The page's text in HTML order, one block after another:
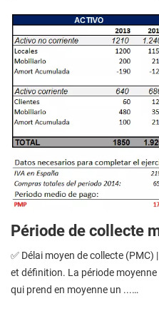
Période de collecte
✅ Délai moyen de collecte (PMC)
et définition. La période
qui prend en moyenne un ...…